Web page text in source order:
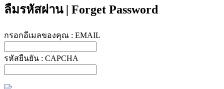
ลืมรหัสผ่าน | Forget Password
กรอกอีเมลของคุณ : EMAIL
รหัสยืนยัน : CAPCHA